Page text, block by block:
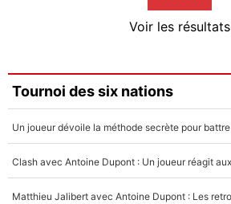
Faris Moumbagna
4%
Un autre joueur
5%
Voir les résultats
Tournoi des six nations